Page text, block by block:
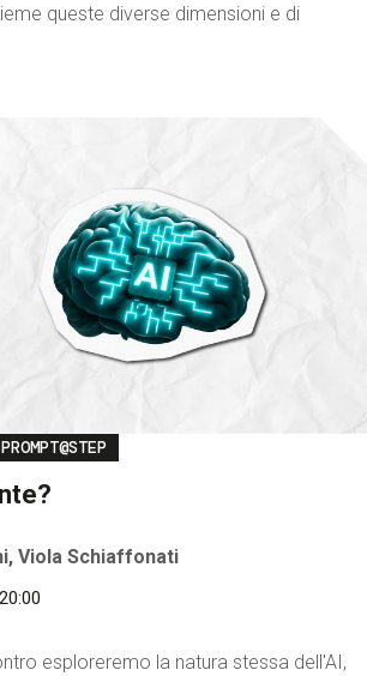
queste diverse dimensioni e di
Viola Schiaffonati
esploreremo la natura stessa dell'AI,